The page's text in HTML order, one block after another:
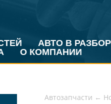
АВТО В РАЗБОР
О КОМПАНИИ
Автозапчасти ←